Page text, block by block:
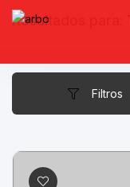
Resultados para:
Filtros